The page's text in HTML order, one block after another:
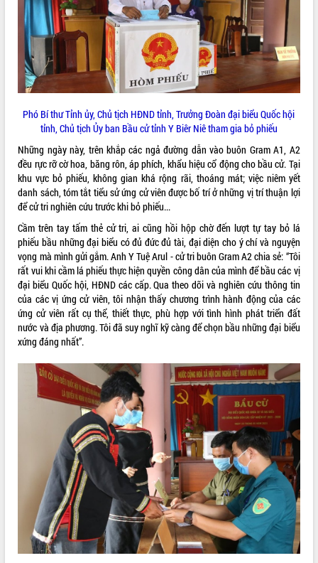
VIDEO
Khám bệnh, cấp phát thuốc miễn phí
và tặng quà người dân xã Cư Pui
Hội nghị UBND tỉnh Đắk Lắk thường kỳ
tháng 7/2026
Lễ truy tặng danh hiệu “Bà Mẹ Việt
Nam Anh hùng” và trao Huân chương
Lao động
UBND tỉnh Đắk Lắk triển khai nhiệm
vụ 6 tháng cuối năm 2026
ALBUM ẢNH
Phó Bí thư Tỉnh ủy, Chủ tịch HĐND tỉnh, Trưởng Đoàn đại biểu Quốc hội
tỉnh, Chủ tịch Ủy ban Bầu cử tỉnh Y Biêr Niê tham gia bỏ phiếu
Những ngày này, trên khắp các ngả đường dẫn vào buôn Gram A1, A2
đều rực rỡ cờ hoa, băng rôn, áp phích, khẩu hiệu cổ động cho bầu cử. Tại
khu vực bỏ phiếu, không gian khá rộng rãi, thoáng mát; việc niêm yết
danh sách, tóm tắt tiểu sử ứng cử viên được bố trí ở những vị trí thuận lợi
để cử tri nghiên cứu trước khi bỏ phiếu...
Cầm trên tay tấm thẻ cử tri, ai cũng hồi hộp chờ đến lượt tự tay bỏ lá
phiếu bầu những đại biểu có đủ đức đủ tài, đại diện cho ý chí và nguyện
vọng mà mình gửi gắm. Anh Y Tuệ Arul - cử tri buôn Gram A2 chia sẻ: “Tôi
rất vui khi cầm lá phiếu thực hiện quyền công dân của mình để bầu các vị
đại biểu Quốc hội, HĐND các cấp. Qua theo dõi và nghiên cứu thông tin
của các vị ứng cử viên, tôi nhận thấy chương trình hành động của các
ứng cử viên rất cụ thể, thiết thực, phù hợp với tình hình phát triển đất
nước và địa phương. Tôi đã suy nghĩ kỹ càng để chọn bầu những đại biểu
xứng đáng nhất”.